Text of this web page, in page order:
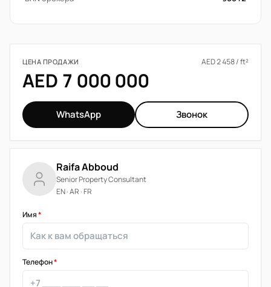
ЦЕНА ПРОДАЖИ AED 2 458 / ft²
AED 7 000 000
WhatsApp Звонок
Raifa Abboud
Senior Property Consultant
EN · AR · FR
Имя*
Телефон*